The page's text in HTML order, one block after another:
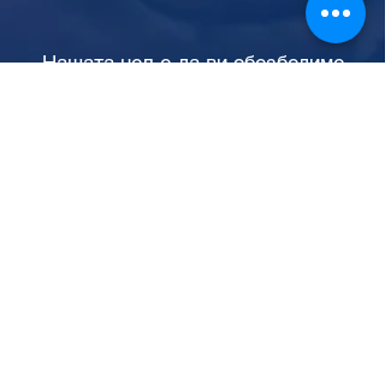
Нашата цел е да ви обезбедиме